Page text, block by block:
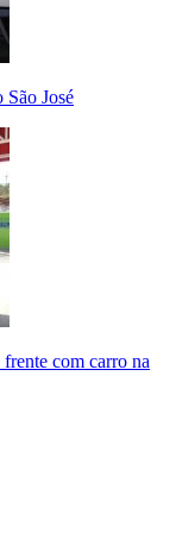
José
com carro na